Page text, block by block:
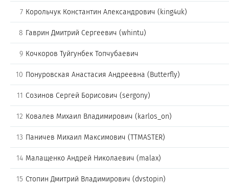
7 Корольчук Константин Александрович (king4uk)
8 Гаврин Дмитрий Сергеевич (whintu)
9 Кочкоров Туйгунбек Топчубаевич
10 Понуровская Анастасия Андреевна (Butterfly)
11 Созинов Сергей Борисович (sergony)
12 Ковалев Михаил Владимирович (karlos_on)
13 Паничев Михаил Максимович (TTMASTER)
14 Малащенко Андрей Николаевич (malax)
15 Стопин Дмитрий Владимирович (dvstopin)